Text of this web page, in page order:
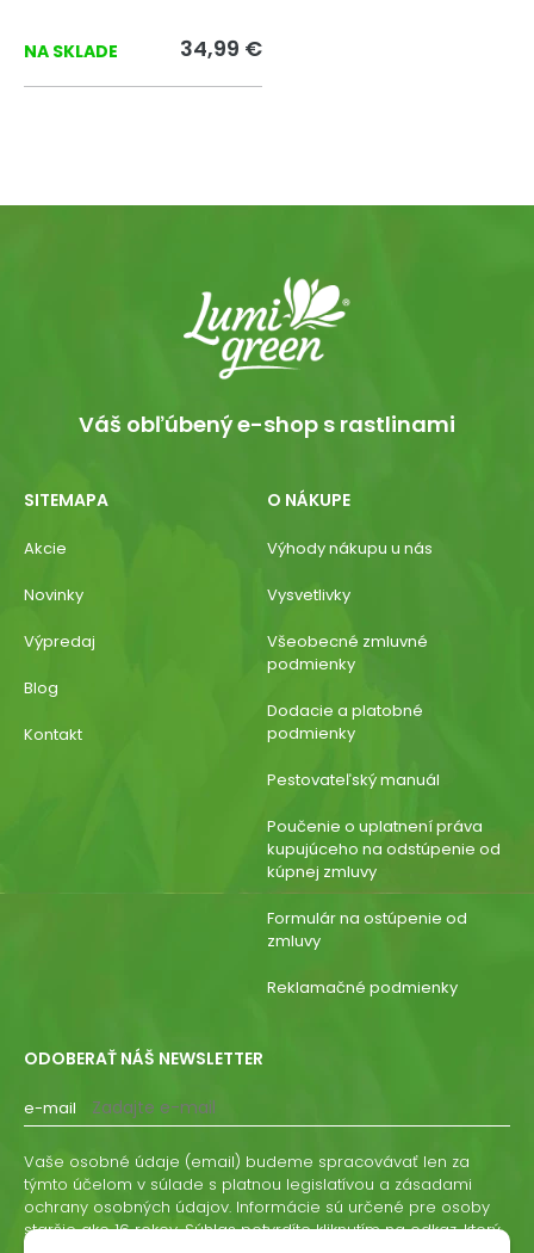
NA SKLADE 34,99 €
Váš obľúbený e-shop s rastlinami
SITEMAPA
Akcie
Novinky
Výpredaj
Blog
Kontakt
O NÁKUPE
Výhody nákupu u nás
Vysvetlivky
Všeobecné zmluvné
podmienky
Dodacie a platobné
podmienky
Pestovateľský manuál
Poučenie o uplatnení práva
kupujúceho na odstúpenie od
kúpnej zmluvy
Formulár na ostúpenie od
zmluvy
Reklamačné podmienky
ODOBERAŤ NÁŠ NEWSLETTER
e-mail
Vaše osobné údaje (email) budeme spracovávať len za
týmto účelom v súlade s platnou legislatívou a zásadami
ochrany osobných údajov. Informácie sú určené pre osoby
staršie ako 16 rokov. Súhlas potvrdíte kliknutím na odkaz, ktorý